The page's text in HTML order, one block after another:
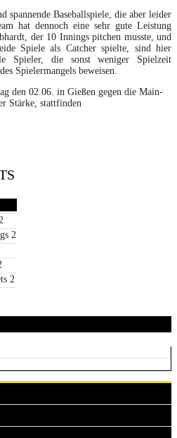
spannende Baseballspiele, die aber leider
hat dennoch eine sehr gute Leistung
der 10 Innings pitchen musste, und
Spiele als Catcher spielte, sind hier
Spieler, die sonst weniger Spielzeit
Spielermangels beweisen.
den 02.06. in Gießen gegen die Main-
Stärke, stattfinden
2
2